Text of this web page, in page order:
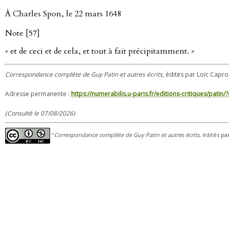
À Charles Spon, le 22 mars 1648
Note [57]
« et de ceci et de cela, et tout à fait précipitamment. »
Correspondance complète de Guy Patin et autres écrits, édités par Loïc
Adresse permanente : https://numerabilis.u-paris.fr/editions-critiques/patin/
(Consulté le 07/08/2026)
"Correspondance complète de Guy Patin et autres écrits, édités